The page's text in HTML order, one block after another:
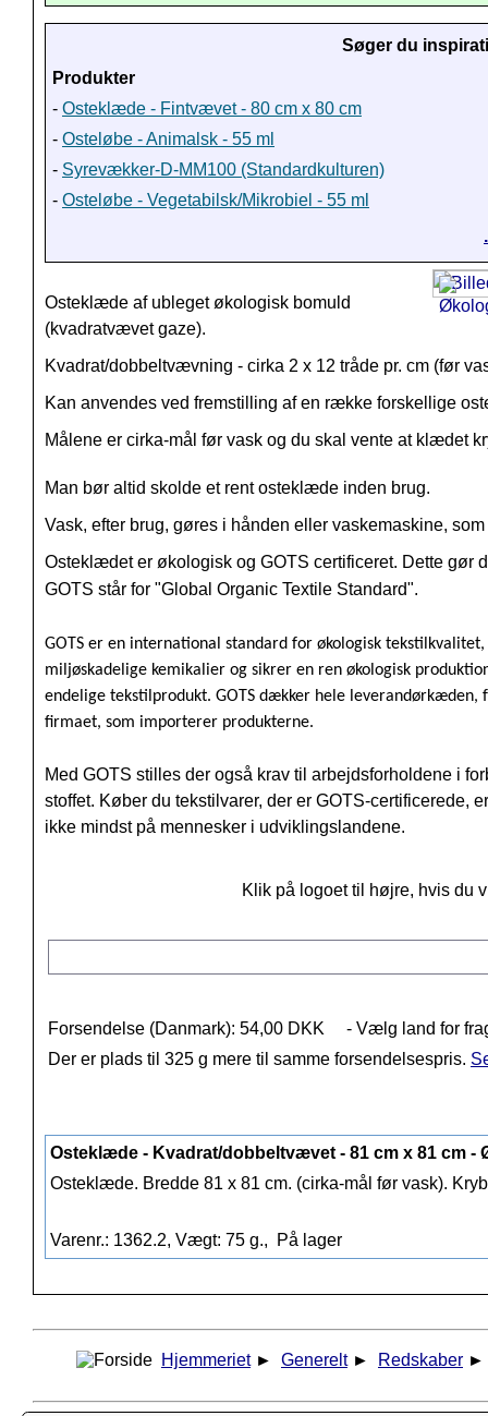
Søger du
Produkter
- Osteklæde - Fintvævet - 80 cm x 80 cm
- Osteløbe - Animalsk - 55 ml
- Syrevækker-D-MM100 (Standardkulturen)
- Osteløbe - Vegetabilsk/Mikrobiel - 55 ml
Osteklæde af ubleget økologisk bomuld
(kvadratvævet gaze).
Kvadrat/dobbeltvævning - cirka 2 x 12 tråde pr. cm (før
Kan anvendes ved fremstilling af en række forskellige
Målene er cirka-mål før vask og du skal vente at klædet
Man bør altid skolde et rent osteklæde inden brug.
Vask, efter brug, gøres i hånden eller vaskemaskine,
Osteklædet er økologisk og GOTS certificeret. Dette gør
GOTS står for "Global Organic Textile Standard".
GOTS er en international standard for økologisk
miljøskadelige kemikalier og sikrer en ren økologisk
endelige tekstilprodukt. GOTS dækker hele
firmaet, som importerer produkterne.
Med GOTS stilles der også krav til arbejdsforholdene i
stoffet. Køber du tekstilvarer, der er GOTS-certificerede,
ikke mindst på mennesker i udviklingslandene.
Klik på logoet til højre, hvis du
Forsendelse (Danmark): 54,00 DKK
- Vælg land for
Der er plads til 325 g mere til samme forsendelsespris.
Osteklæde - Kvadrat/dobbeltvævet - 81 cm x 81 cm -
Osteklæde. Bredde 81 x 81 cm. (cirka-mål før vask).
Varenr.: 1362.2, Vægt: 75 g., På lager
Hjemmeriet ► Generelt ► Redskaber ►